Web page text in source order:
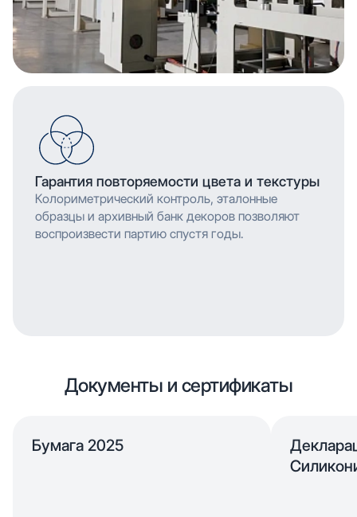
Гарантия повторяемости цвета и текстуры
Колориметрический контроль, эталонные
образцы и архивный банк декоров позволяют
воспроизвести партию спустя годы.
Документы и сертификаты
Бумага 2025